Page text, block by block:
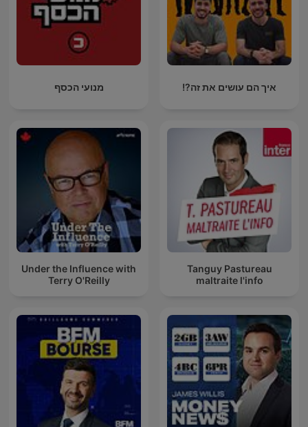
איך הם עושים את זה?! מנועי הכסף
Tanguy Pastureau
maltraite l'info
Under the Influence with
Terry O'Reilly